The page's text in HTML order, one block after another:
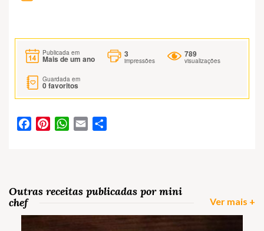
Publicada em
Mais de um ano
3
impressões
789
visualizações
Guardada em
0favoritos
FacebookPinterestWhatsApp
Email
Outras receitas publicadas por mini
chef
Ver mais +